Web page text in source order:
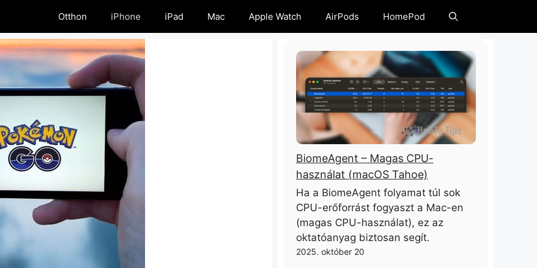
Otthon iPhone iPad Mac Apple Watch AirPods HomePod
BiomeAgent – ​​Magas CPU-
használat (macOS Tahoe)
Ha a BiomeAgent folyamat túl sok
CPU-erőforrást fogyaszt a Mac-en
(magas CPU-használat), ez az
oktatóanyag biztosan segít.
2025. október 20